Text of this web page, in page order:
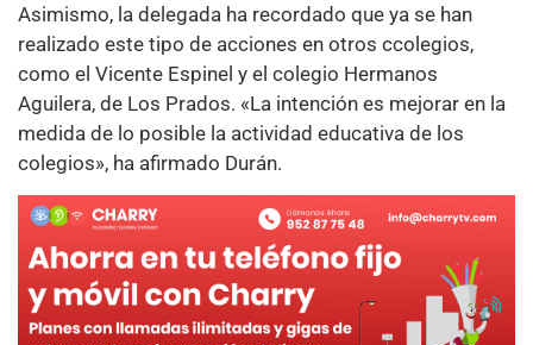
Asimismo, la delegada ha recordado que ya se han
realizado este tipo de acciones en otros ccolegios,
como el Vicente Espinel y el colegio Hermanos
Aguilera, de Los Prados. «La intención es mejorar en la
medida de lo posible la actividad educativa de los
colegios», ha afirmado Durán.